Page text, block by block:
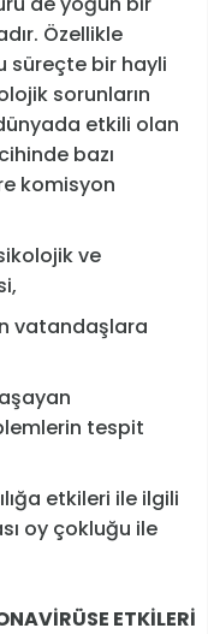
Özellikle
süreçte bir hayli
sorunların
etkili olan
bazı
komisyon
ve
vatandaşlara
tespit
etkileri ile ilgili
oy çokluğu ile
ETKİLERİ